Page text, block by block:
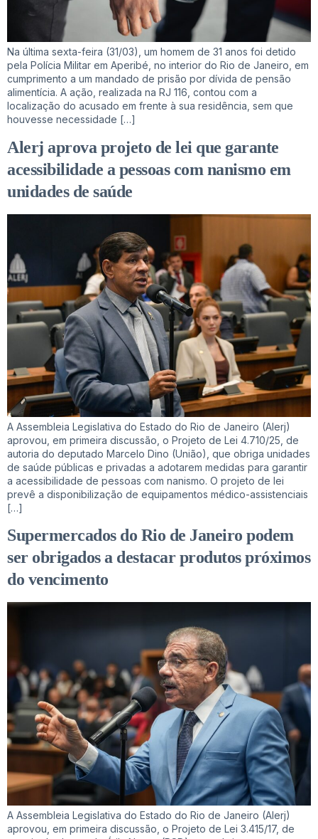
Na última sexta-feira (31/03), um homem de 31 anos foi detido
pela Polícia Militar em Aperibé, no interior do Rio de Janeiro, em
cumprimento a um mandado de prisão por dívida de pensão
alimentícia. A ação, realizada na RJ 116, contou com a
localização do acusado em frente à sua residência, sem que
houvesse necessidade […]
Alerj aprova projeto de lei que garante
acessibilidade a pessoas com nanismo em
unidades de saúde
A Assembleia Legislativa do Estado do Rio de Janeiro (Alerj)
aprovou, em primeira discussão, o Projeto de Lei 4.710/25, de
autoria do deputado Marcelo Dino (União), que obriga unidades
de saúde públicas e privadas a adotarem medidas para garantir
a acessibilidade de pessoas com nanismo. O projeto de lei
prevê a disponibilização de equipamentos médico-assistenciais
[…]
Supermercados do Rio de Janeiro podem
ser obrigados a destacar produtos próximos
do vencimento
A Assembleia Legislativa do Estado do Rio de Janeiro (Alerj)
aprovou, em primeira discussão, o Projeto de Lei 3.415/17, de